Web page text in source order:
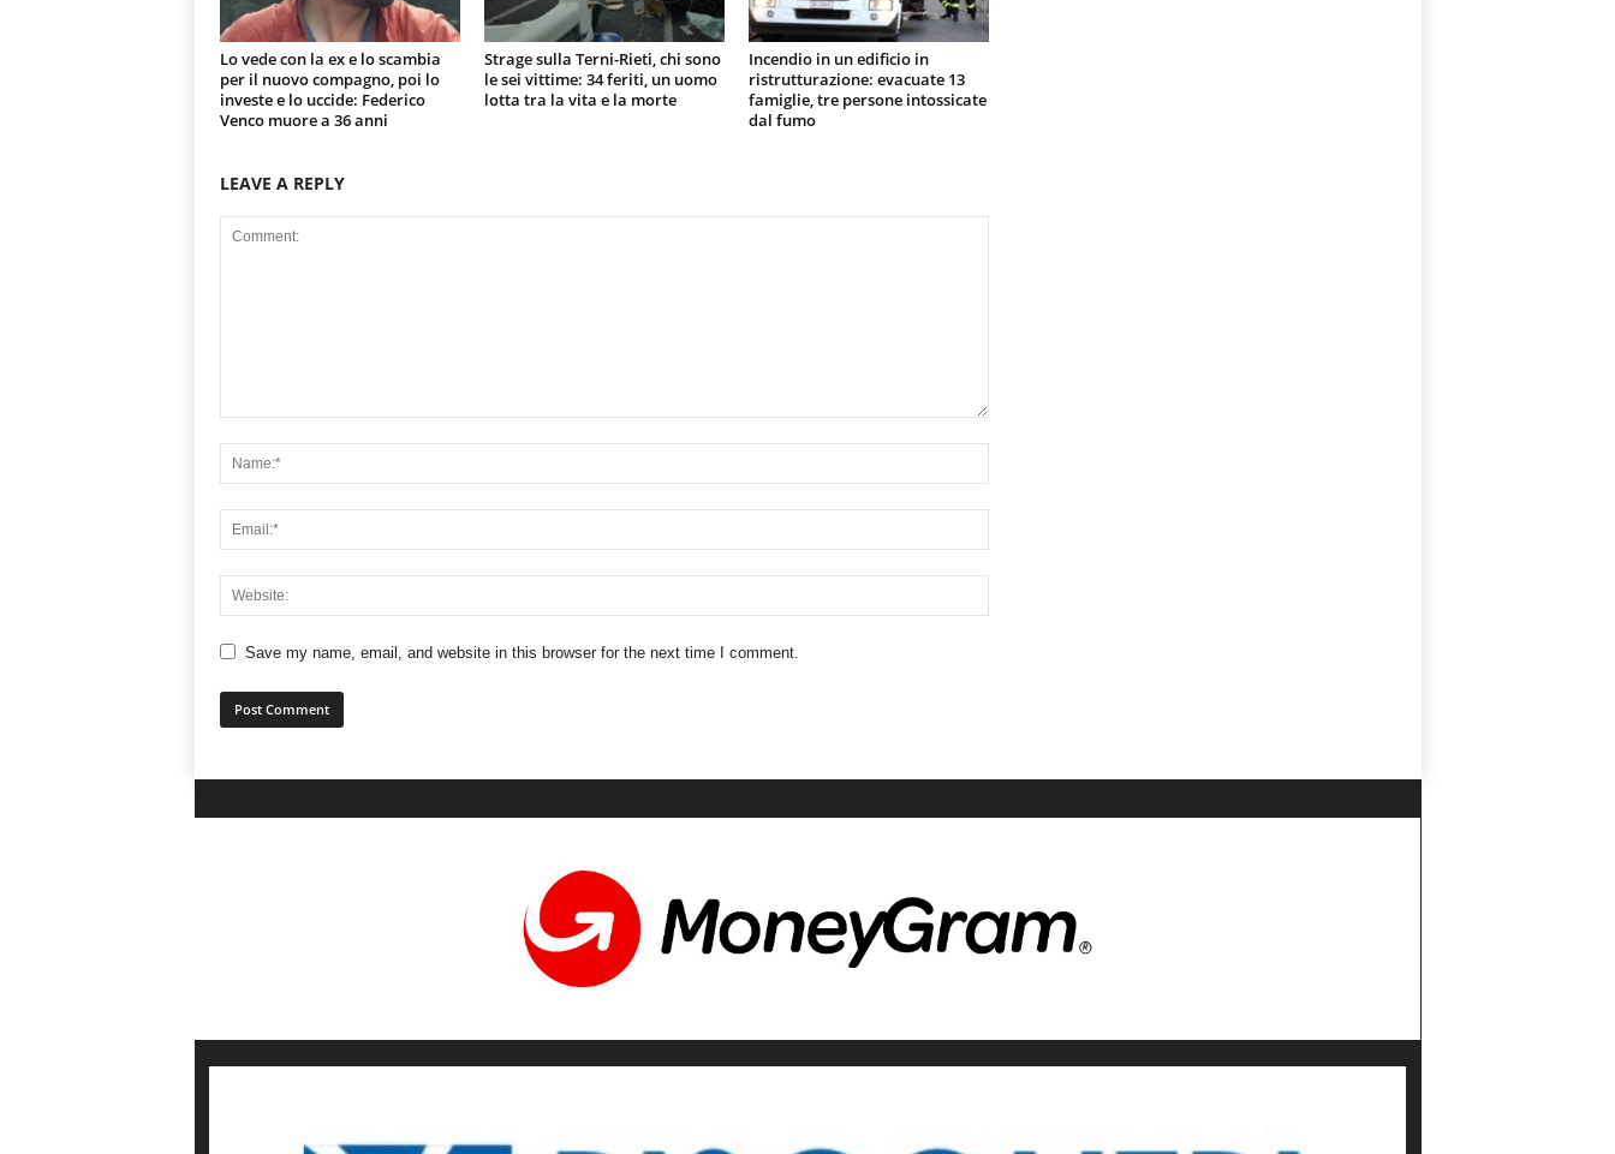
Lo vede con la ex e lo scambia
per il nuovo compagno, poi lo
investe e lo uccide: Federico
Venco muore a 36 anni
Strage sulla Terni-Rieti, chi sono
le sei vittime: 34 feriti, un uomo
lotta tra la vita e la morte
Incendio in un edificio in
ristrutturazione: evacuate 13
famiglie, tre persone intossicate
dal fumo
LEAVE A REPLY
Save my name, email, and website in this browser for the next time I comment.